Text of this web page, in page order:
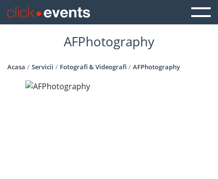
AFPhotography
Acasa Servicii Fotografi & Videografi AFPhotography